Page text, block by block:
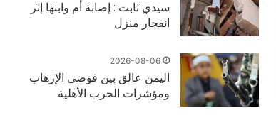
سيدي ثابت : إصابة أم وابنها إثر
انفجار منزل
2026-08-06
اليمن عالق بين فوضى الإرهاب
ومؤشرات الحرب الأهلية